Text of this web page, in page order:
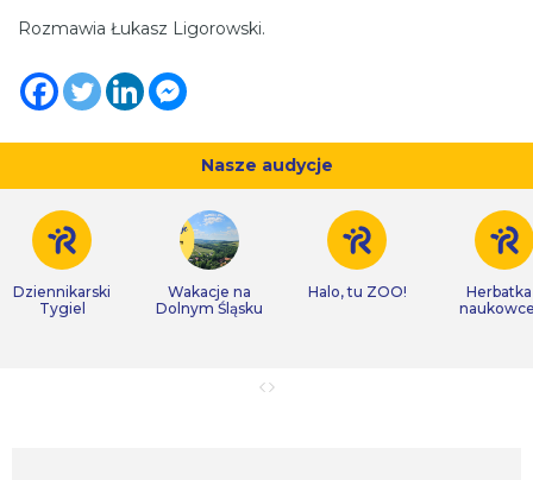
Rozmawia Łukasz Ligorowski.
Nasze audycje
Dziennikarski
Tygiel
Wakacje na
Dolnym Śląsku
Halo, tu ZOO!